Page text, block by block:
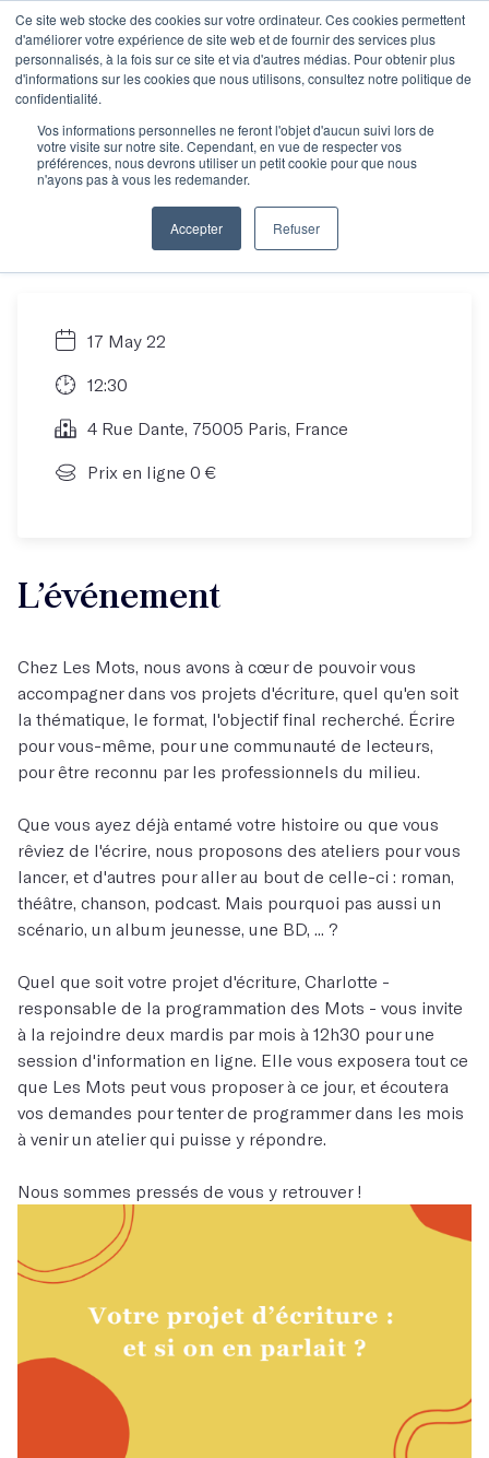
Ce site web stocke des cookies sur votre ordinateur. Ces cookies permettent
d'améliorer votre expérience de site web et de fournir des services plus
personnalisés, à la fois sur ce site et via d'autres médias. Pour obtenir plus
d'informations sur les cookies que nous utilisons, consultez notre politique de
confidentialité.
Vos informations personnelles ne feront l'objet d'aucun suivi lors de
votre visite sur notre site. Cependant, en vue de respecter vos
préférences, nous devrons utiliser un petit cookie pour que nous
n'ayons pas à vous les redemander.
Accepter Refuser
Votre projet
d'écriture : et si on en
parlait ?
17 May 22
12:30
4 Rue Dante, 75005 Paris, France
Prix en ligne 0 €
L’événement
Chez Les Mots, nous avons à cœur de pouvoir vous
accompagner dans vos projets d'écriture, quel qu'en soit
la thématique, le format, l'objectif final recherché. Écrire
pour vous-même, pour une communauté de lecteurs,
pour être reconnu par les professionnels du milieu.
Que vous ayez déjà entamé votre histoire ou que vous
rêviez de l'écrire, nous proposons des ateliers pour vous
lancer, et d'autres pour aller au bout de celle-ci : roman,
théâtre, chanson, podcast. Mais pourquoi pas aussi un
scénario, un album jeunesse, une BD, ... ?
Quel que soit votre projet d'écriture, Charlotte -
responsable de la programmation des Mots - vous invite
à la rejoindre deux mardis par mois à 12h30 pour une
session d'information en ligne. Elle vous exposera tout ce
que Les Mots peut vous proposer à ce jour, et écoutera
vos demandes pour tenter de programmer dans les mois
à venir un atelier qui puisse y répondre.
Nous sommes pressés de vous y retrouver !